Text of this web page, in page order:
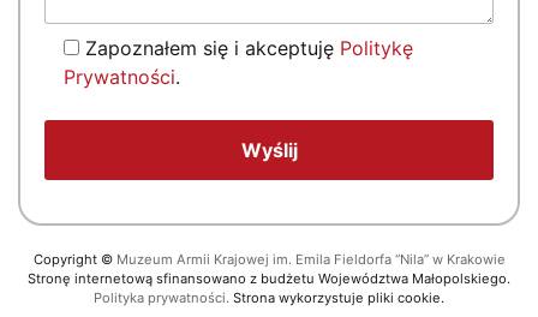
Zapoznałem się i akceptuję Politykę
Prywatności.
Copyright © Muzeum Armii Krajowej im. Emila Fieldorfa “Nila” w Krakowie
Stronę internetową sfinansowano z budżetu Województwa Małopolskiego.
Polityka prywatności. Strona wykorzystuje pliki cookie.